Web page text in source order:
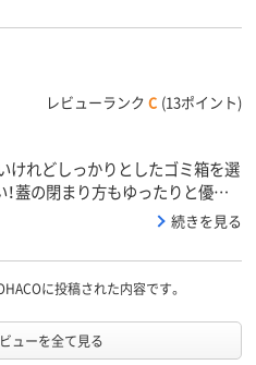
レビューランク C (13ポイント)
けれどしっかりとしたゴミ箱を選
蓋の閉まり方もゆったりと優雅
布のタオルからペーパータオルに
続きを見る
に投稿された内容です。
ューを全て見る